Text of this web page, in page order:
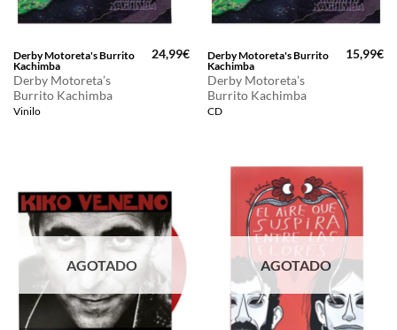
Derby Motoreta's Burrito
Kachimba
Derby Motoreta’s
Burrito Kachimba
Vinilo
24,99€
Derby Motoreta's Burrito
Kachimba
Derby Motoreta’s
Burrito Kachimba
CD
15,99€
AGOTADO AGOTADO